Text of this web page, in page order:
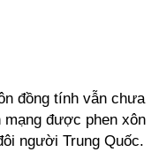
đồng tính vẫn chưa
được phen xôn
người Trung Quốc.